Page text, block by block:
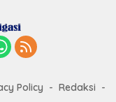
Policy
Redaksi